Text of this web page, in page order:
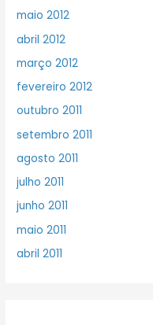
maio 2012
abril 2012
março 2012
fevereiro 2012
outubro 2011
setembro 2011
agosto 2011
julho 2011
junho 2011
maio 2011
abril 2011